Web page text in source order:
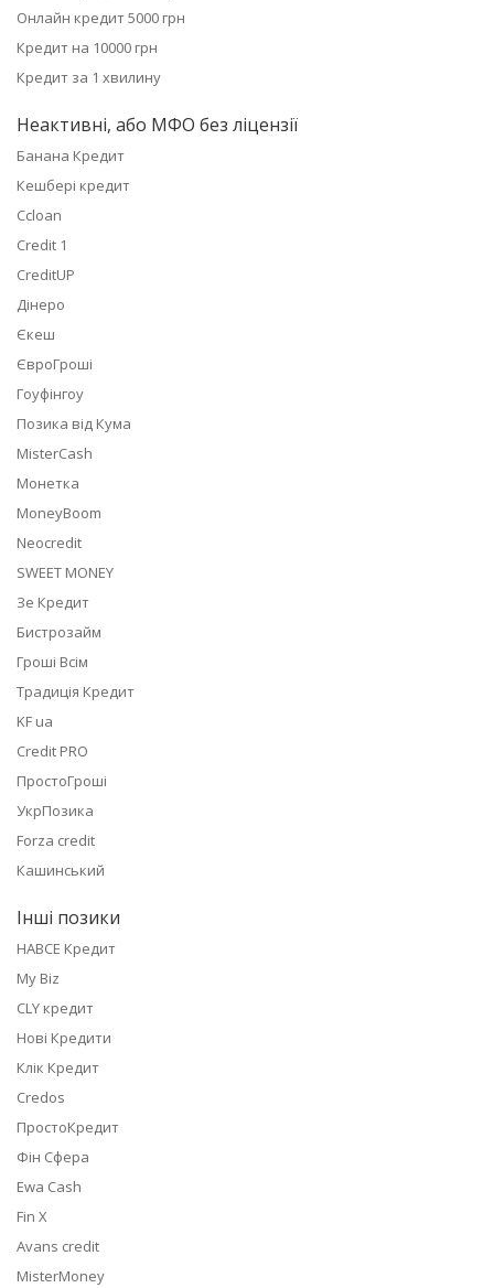
Онлайн кредит 5000 грн
Кредит на 10000 грн
Кредит за 1 хвилину
Неактивні, або МФО без ліцензії
Банана Кредит
Кешбері кредит
Ccloan
Credit 1
CreditUP
Дінеро
Єкеш
ЄвроГроші
Гоуфінгоу
Позика від Кума
MisterCash
Монетка
MoneyBoom
Neocredit
SWEET MONEY
Зе Кредит
Бистрозайм
Гроші Всім
Традиція Кредит
KF ua
Credit PRO
ПростоГроші
УкрПозика
Forza credit
Кашинський
Інші позики
НАВСЕ Кредит
My Biz
CLY кредит
Нові Кредити
Клік Кредит
Credos
ПростоКредит
Фін Сфера
Ewa Cash
Fin X
Avans credit
MisterMoney